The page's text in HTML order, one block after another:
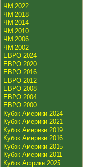
ЧМ 2022
ЧМ 2018
ЧМ 2014
ЧМ 2010
ЧМ 2006
ЧМ 2002
ЕВРО 2024
ЕВРО 2020
ЕВРО 2016
ЕВРО 2012
ЕВРО 2008
ЕВРО 2004
ЕВРО 2000
Кубок Америки 2024
Кубок Америки 2021
Кубок Америки 2019
Кубок Америки 2016
Кубок Америки 2015
Кубок Америки 2011
Кубок Африки 2025